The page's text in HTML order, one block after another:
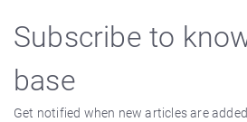
Subscribe to
base
Get notified when new articles are